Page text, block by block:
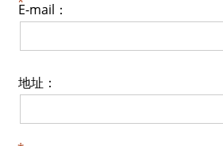
E-mail：
地址：